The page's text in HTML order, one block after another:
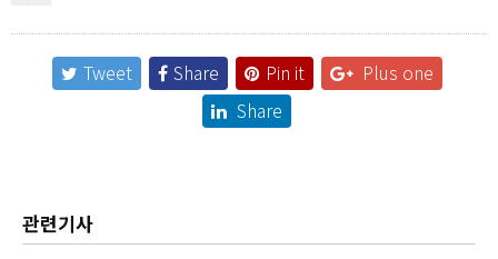
Tweet Share Pin it
Plus one
Share
관련기사